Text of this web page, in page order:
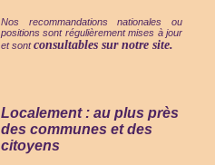
Nos recommandations nationales ou
positions sont régulièrement mises à jour
et sontconsultables sur notre site.
Localement : au plus près
des communes et des
citoyens